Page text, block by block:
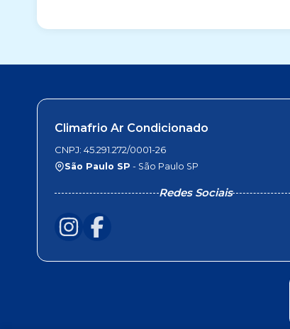
Climafrio Ar Condicionado
CNPJ: 45.291.272/0001-26
São Paulo SP - São Paulo SP
Redes Sociais